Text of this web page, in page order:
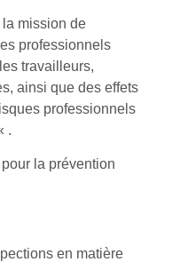
mission de
professionnels
travailleurs,
ainsi que des effets
professionnels
.
la prévention
en matière